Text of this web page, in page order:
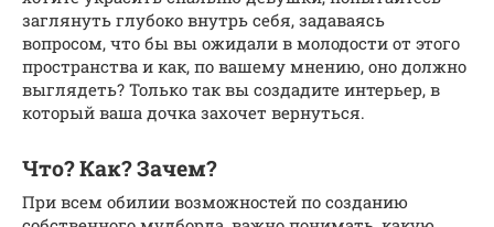
заглянуть глубоко внутрь себя, задаваясь
вопросом, что бы вы ожидали в молодости от этого
пространства и как, по вашему мнению, оно должно
выглядеть? Только так вы создадите интерьер, в
который ваша дочка захочет вернуться.
Что? Как? Зачем?
При всем обилии возможностей по созданию